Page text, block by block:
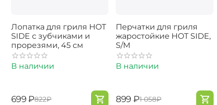
Лопатка для гриля HOT
SIDE с зубчиками и
прорезями, 45 см
В наличии
‍699‍ ₽‍822‍₽
Перчатки для гриля
жаростойкие HOT SIDE,
S/M
В наличии
‍899‍ ₽‍1 058‍₽